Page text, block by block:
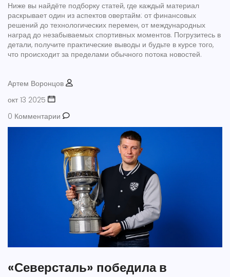
Ниже вы найдёте подборку статей, где каждый материал
раскрывает один из аспектов овертайм: от финансовых
решений до технологических перемен, от международных
наград до незабываемых спортивных моментов. Погрузитесь в
детали, получите практические выводы и будьте в курсе того,
что происходит за пределами обычного потока новостей.
Артем Воронцов
окт 13 2025
0 Комментарии
«Северсталь» победила в